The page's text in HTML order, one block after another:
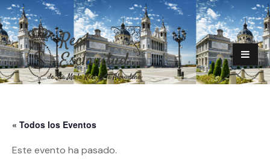
« Todos los Eventos
Este evento ha pasado.